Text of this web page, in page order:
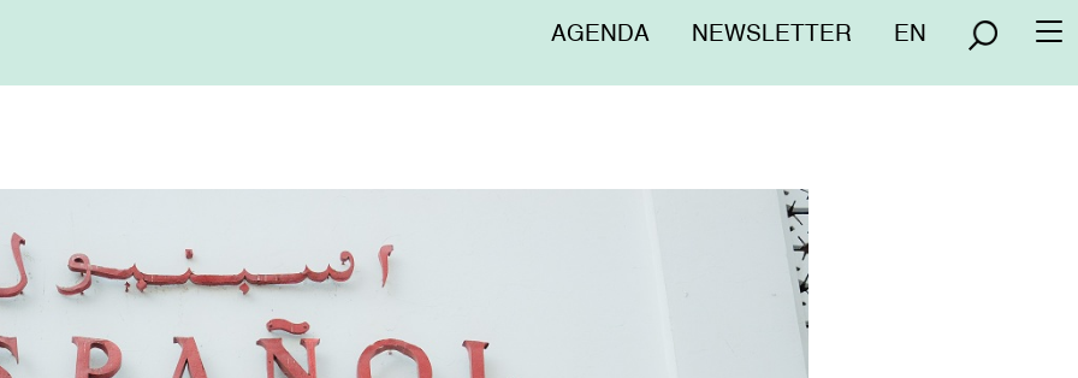
Menú
AGENDA NEWSLETTER EN